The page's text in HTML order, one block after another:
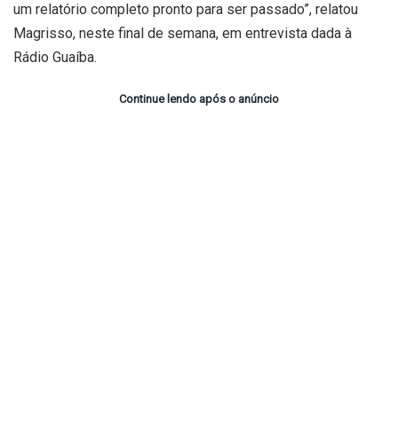
um relatório completo pronto para ser passado”, relatou
Magrisso, neste final de semana, em entrevista dada à
Rádio Guaíba.
Continue lendo após o anúncio